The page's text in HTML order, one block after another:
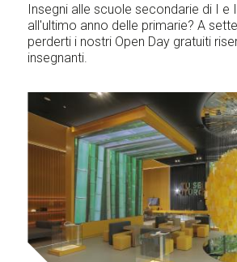
Insegni alle scuole secondarie di I e
all'ultimo anno delle primarie? A
perderti i nostri Open Day gratuiti
insegnanti.